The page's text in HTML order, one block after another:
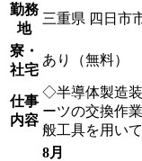
勤務
地
三重県 四日市
寮・
社宅
あり（無料）
仕事
内容
◇半導体製造
ーツの交換作
般工具を用い
8月